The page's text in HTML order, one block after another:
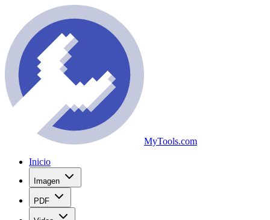
MyTools.com
Inicio
Imagen
PDF